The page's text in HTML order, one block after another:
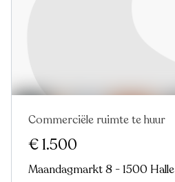
Commerciële ruimte te huur
€ 1.500
Maandagmarkt 8 - 1500 Halle